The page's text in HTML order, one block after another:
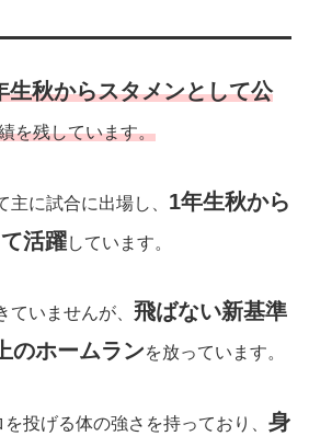
生秋からスタメンとして公
を残しています。
に試合に出場し、 1年生秋から
活躍しています。
ていませんが、 飛ばない新基準
のホームランを放っています。
投げる体の強さを持っており、 身